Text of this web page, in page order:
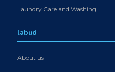
Laundry Care and Washing
labud
About us